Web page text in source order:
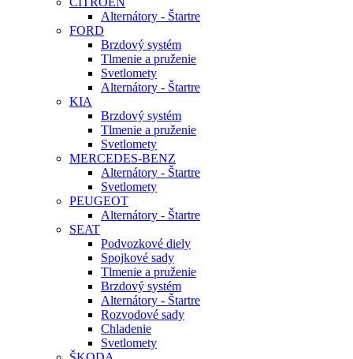
Alternátory - Štartre
FORD
Brzdový systém
Tlmenie a pruženie
Svetlomety
Alternátory - Štartre
KIA
Brzdový systém
Tlmenie a pruženie
Svetlomety
MERCEDES-BENZ
Alternátory - Štartre
Svetlomety
PEUGEOT
Alternátory - Štartre
SEAT
Podvozkové diely
Spojkové sady
Tlmenie a pruženie
Brzdový systém
Alternátory - Štartre
Rozvodové sady
Chladenie
Svetlomety